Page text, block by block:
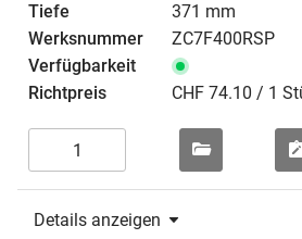
371 mm
ZC7F400RSP
CHF 74.10 / 1
Details anzeigen